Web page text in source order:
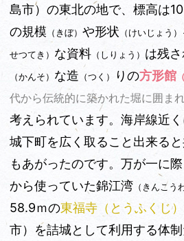
島市）の東北の地で、標高は
の規模 （きぼ） や形状 （けいじょう）
せつてき） な資料 （しりょう） は残
（かんそ） な造 （つく） りの方形館
代から伝統的に築かれた堀に囲ま
考えられています。海岸線近く
城下町を広く取ること出来る
もあがったのです。万が一に
から使っていた錦江湾 （きんこう
58.9ｍの東福寺（とうふくじ
市） を詰城として利用する体制